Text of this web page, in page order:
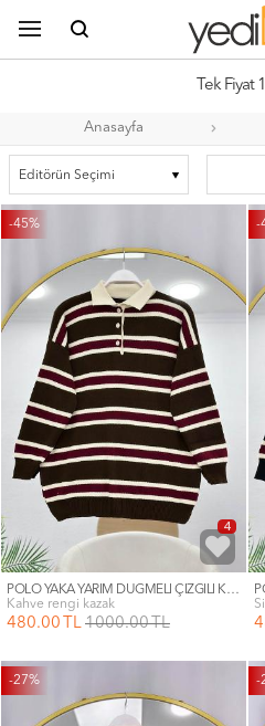
s
Tek Fiyat
Anasayfa
-45%
4
POLO YAKA YARIM DÜĞMELİ ÇİZGİLİ KAZAK
kahve rengi kazak
480.00 TL 1000.00TL
-
-27% -